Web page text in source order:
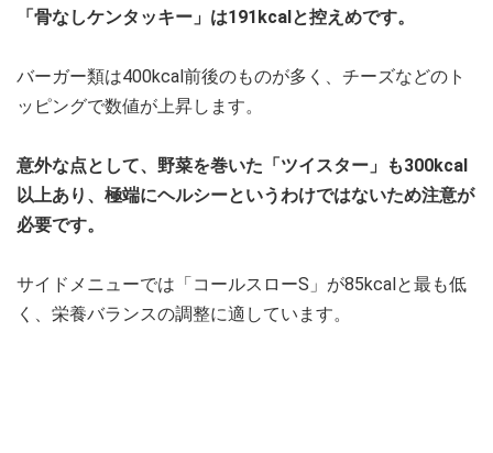
「骨なしケンタッキー」は191kcalと控えめです。
バーガー類は400kcal前後のものが多く、チーズなどのト
ッピングで数値が上昇します。
意外な点として、野菜を巻いた「ツイスター」も300kcal
以上あり、極端にヘルシーというわけではないため注意が
必要です。
サイドメニューでは「コールスローS」が85kcalと最も低
く、栄養バランスの調整に適しています。